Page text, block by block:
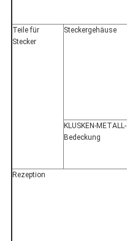
Teile für
Stecker
Steckergehäuse
KLUSKEN-METALL-
Bedeckung
Rezeption